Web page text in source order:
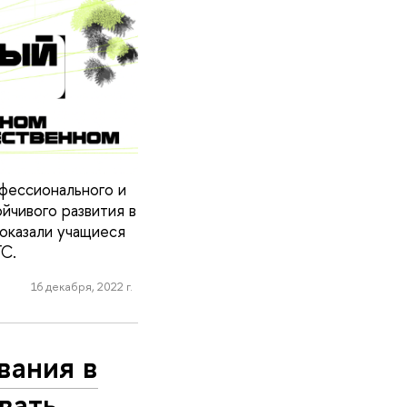
и
развития в
учащиеся
16 декабря, 2022 г.
в